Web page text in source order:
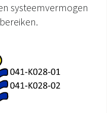
systeemvermogen